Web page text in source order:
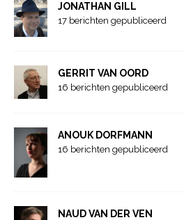
JONATHAN GILL
17 berichten gepubliceerd
GERRIT VAN OORD
16 berichten gepubliceerd
ANOUK DORFMANN
16 berichten gepubliceerd
NAUD VAN DER VEN